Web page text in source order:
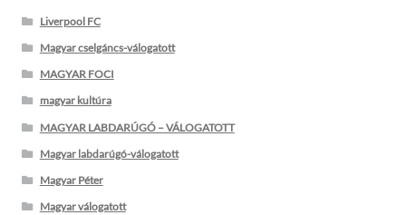
Liverpool FC
Magyar cselgáncs-válogatott
MAGYAR FOCI
magyar kultúra
MAGYAR LABDARÚGÓ – VÁLOGATOTT
Magyar labdarúgó-válogatott
Magyar Péter
Magyar válogatott